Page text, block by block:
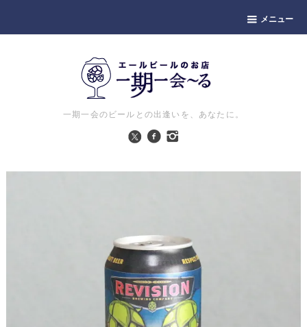
メニュー
一期一会のビールとの出逢いを、あなたに。